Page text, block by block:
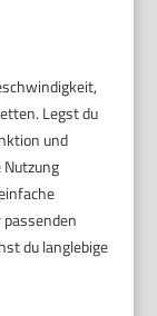
Legst du
und
Nutzung
du langlebige